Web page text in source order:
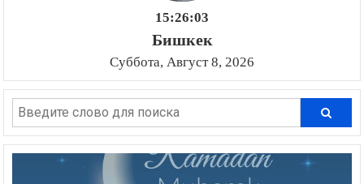
15:26:04
Бишкек
Суббота, Август 8, 2026